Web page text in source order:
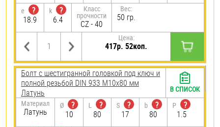
e
?
18.9
k
?
6.4
Класс
прочности
CZ - 40
Вес:
50 гр.
Цена:
417р. 52коп.
Болт с шестигранной головкой под ключ и
полной резьбой DIN 933 М10х80 мм
Латунь
Материал
Латунь
Ø
?
10
L
?
80
S
?
17
b
?
80
P
?
1.5
В СПИСОК